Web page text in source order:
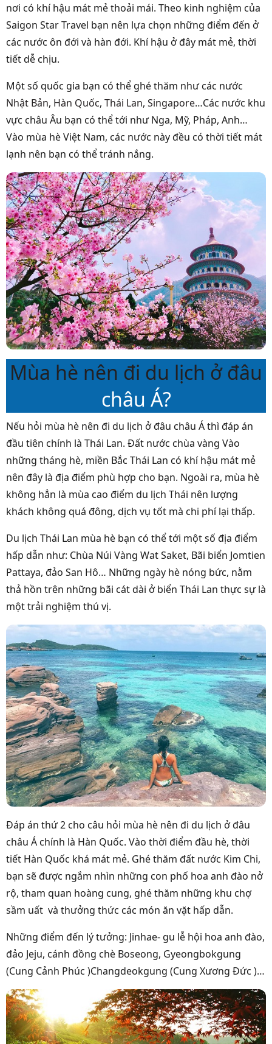
nơi có khí hậu mát mẻ thoải mái. Theo kinh nghiệm của
Saigon Star Travel bạn nên lựa chọn những điểm đến ở
các nước ôn đới và hàn đới. Khí hậu ở đây mát mẻ, thời
tiết dễ chịu.
Một số quốc gia bạn có thể ghé thăm như các nước
Nhật Bản, Hàn Quốc, Thái Lan, Singapore…Các nước khu
vực châu Âu bạn có thể tới như Nga, Mỹ, Pháp, Anh…
Vào mùa hè Việt Nam, các nước này đều có thời tiết mát
lạnh nên bạn có thể tránh nắng.
Mùa hè nên đi du lịch ở đâu
châu Á?
Nếu hỏi mùa hè nên đi du lịch ở đâu châu Á thì đáp án
đầu tiên chính là Thái Lan. Đất nước chùa vàng Vào
những tháng hè, miền Bắc Thái Lan có khí hậu mát mẻ
nên đây là địa điểm phù hợp cho bạn. Ngoài ra, mùa hè
không hẳn là mùa cao điểm du lịch Thái nên lượng
khách không quá đông, dịch vụ tốt mà chi phí lại thấp.
Du lịch Thái Lan mùa hè bạn có thể tới một số địa điểm
hấp dẫn như: Chùa Núi Vàng Wat Saket, Bãi biển Jomtien
Pattaya, đảo San Hô… Những ngày hè nóng bức, nằm
thả hồn trên những bãi cát dài ở biển Thái Lan thực sự là
một trải nghiệm thú vị.
Đáp án thứ 2 cho câu hỏi mùa hè nên đi du lịch ở đâu
châu Á chính là Hàn Quốc. Vào thời điểm đầu hè, thời
tiết Hàn Quốc khá mát mẻ. Ghé thăm đất nước Kim Chi,
bạn sẽ được ngắm nhìn những con phố hoa anh đào nở
rộ, tham quan hoàng cung, ghé thăm những khu chợ
sầm uất và thưởng thức các món ăn vặt hấp dẫn.
Những điểm đến lý tưởng: Jinhae- gu lễ hội hoa anh đào,
đảo Jeju, cánh đồng chè Boseong, Gyeongbokgung
(Cung Cảnh Phúc )Changdeokgung (Cung Xương Đức )…